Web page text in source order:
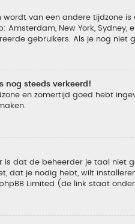
van een andere tijdzone
New York,
gebruikers. Als je nog
nog steeds verkeerd!
en zomertijd goed hebt
is dat de beheerder je taal
dat je nodig hebt, wilt
Limited (de link staat